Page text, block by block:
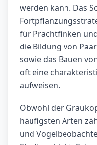
werden kann. Das
für Prachtfinken
die Bildung von
sowie das Bauen
oft eine
aufweisen.
Obwohl der
häufigsten Arten
und